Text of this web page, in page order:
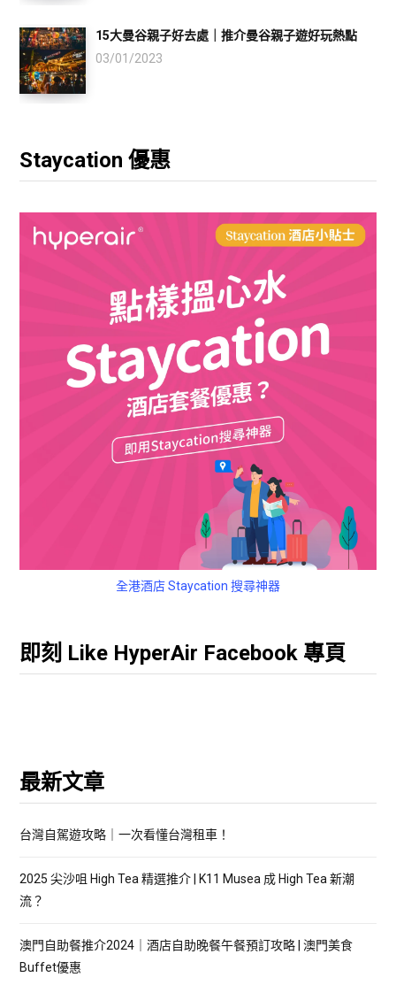
15大曼谷親子好去處｜推介曼谷親子遊好玩熱點
03/01/2023
Staycation 優惠
全港酒店 Staycation 搜尋神器
即刻 Like HyperAir Facebook 專頁
最新文章
台灣自駕遊攻略｜一次看懂台灣租車！
2025 尖沙咀 High Tea 精選推介 | K11 Musea 成 High Tea 新潮
流？
澳門自助餐推介2024｜酒店自助晚餐午餐預訂攻略 | 澳門美食
Buffet優惠